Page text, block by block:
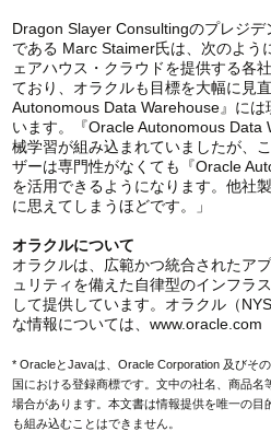
Dragon Slayer Consultingのプレジデ
である Marc Staimer氏は、次のよう
ェアハウス・クラウドを提供する各
ており、オラクルも目標を大幅に見
Autonomous Data Warehouse』に
います。『Oracle Autonomous Data
械学習が組み込まれていましたが、
ザーは専門性がなくても『Oracle
を活用できるようになります。他社
に思えてしまうほどです。」
オラクルについて
オラクルは、広範かつ統合されたア
ュリティを備えた自律型のインフラ
して提供しています。オラクル（
な情報については、www.oracle.com
* OracleとJavaは、Oracle Corporation 及びそ
国における登録商標です。文中の社名、商品
場合があります。本文書は情報提供を唯一の目
も組み込むことはできません。